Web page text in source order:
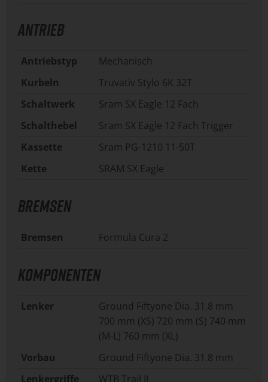
ANTRIEB
Antriebstyp
Mechanisch
Kurbeln
Truvativ Stylo 6K 32T
Schaltwerk
Sram SX Eagle 12 Fach
Schalthebel
Sram SX Eagle 12 Fach Trigger
Kassette
Sram PG-1210 11-50T
Kette
SRAM SX Eagle
BREMSEN
Bremsen Formula Cura 2
KOMPONENTEN
Lenker
Ground Fiftyone Dia. 31.8 mm
700 mm (XS) 720 mm (S) 740 mm
(M-L) 760 mm (XL)
Vorbau
Ground Fiftyone Dia. 31.8 mm
Lenkergriffe
WTB Trail II